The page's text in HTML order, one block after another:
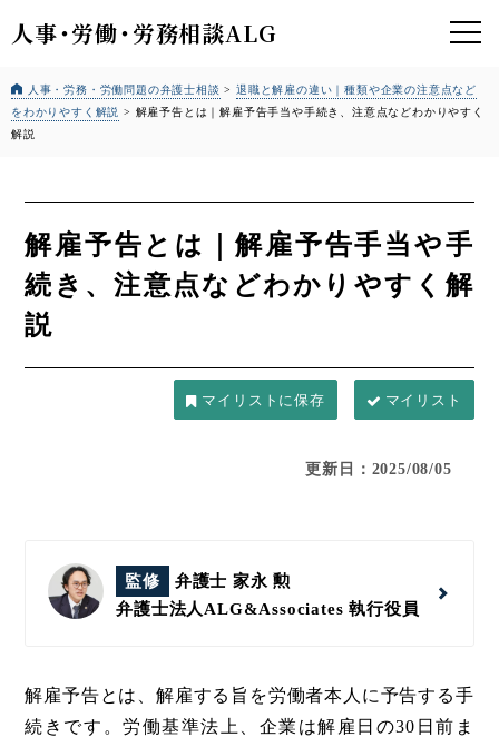
人事・労働・労務相談ALG
人事・労務・労働問題の弁護士相談 >退職と解雇の違い｜種類や企業の注意点など
をわかりやすく解説 > 解雇予告とは｜解雇予告手当や手続き、注意点などわかりやすく
解説
解雇予告とは｜解雇予告手当や手
続き、注意点などわかりやすく解
説
マイリスト
更新日：2025/08/05
監修
弁護士 家永 勲
弁護士法人ALG&Associates執行役員
解雇予告とは、解雇する旨を労働者本人に予告する手
続きです。労働基準法上、企業は解雇日の30日前ま